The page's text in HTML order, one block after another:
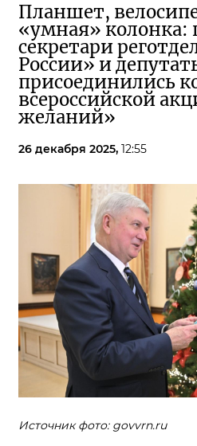
Планшет,
«умная» колонка:
секретари
России» и
присоединились
всероссийской
желаний»
26 декабря 2025, 12:55
Источник фото: govvrn.ru